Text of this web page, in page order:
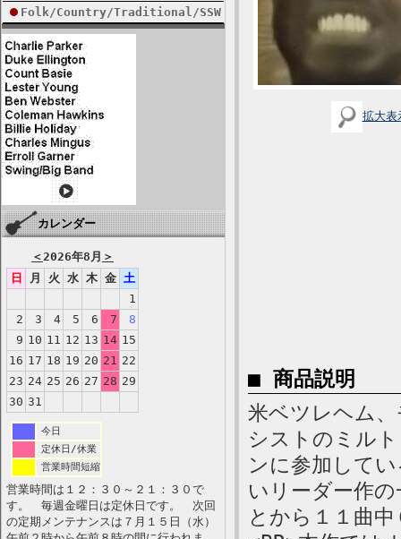
Folk/Country/Traditional/SSW
カレンダー
＜2026年8月 ＞
日
月 火 水 木 金 土
1
2
3 4 5 6 7
8
9 10 11 12 13 14 15
16 17 18 19 20 21 22
23 24 25 26 27 28 29
30 31
今日
定休日/休業
営業時間短縮
営業時間は１２：３０～２１：３０で
す。 毎週金曜日は定休日です。 次回
の定期メンテナンスは７月１５日（水）
拡大表
■ 商品説明
米ベツレヘム、
シストのミル
ンに参加して
いリーダー作
とから１１曲